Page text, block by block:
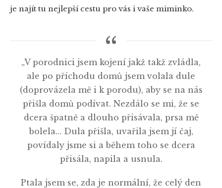
je najít tu nejlepší cestu pro vás i vaše miminko.
„V porodnici jsem kojení jakž takž zvládla,
ale po příchodu domů jsem volala dule
(doprovázela mě i k porodu), aby se na nás
přišla domů podívat. Nezdálo se mi, že se
dcera špatně a dlouho přisávala, prsa mě
bolela… Dula přišla, uvařila jsem jí čaj,
povídaly jsme si a během toho se dcera
přisála, napila a usnula.
Ptala jsem se, zda je normální, že celý den